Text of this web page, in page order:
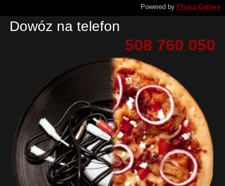
Powered by Phoca Gallery
Dowóz na telefon
508 760 050